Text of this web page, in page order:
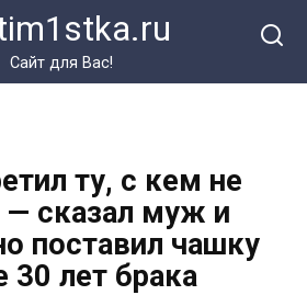
Сайт для Вас!
ту, с кем не
— сказал муж и
поставил чашку
30 лет брака